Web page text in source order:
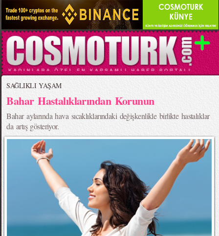
SAĞLIKLI YAŞAM
Bahar Hastalıklarından Korunun
Bahar aylarında hava sıcaklıklarındaki değişkenlikle birlikte hastalıklar
da artış gösteriyor.